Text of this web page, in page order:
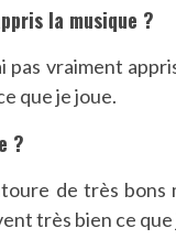
la musique ?
pas vraiment
que je joue.
?
de très bons
très bien ce que